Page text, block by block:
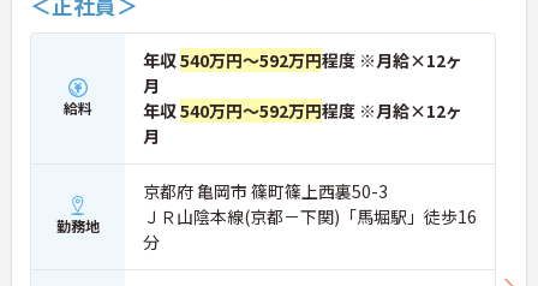
給料
年収540万円～592万円程度 ※月給×12ヶ
月
年収540万円～592万円程度 ※月給×12ヶ
月
勤務地
京都府 亀岡市 篠町篠上西裏50-3
ＪＲ山陰本線(京都－下関)「馬堀駅」徒歩16
分